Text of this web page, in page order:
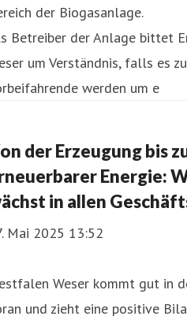
der Biogasanlage.
Betreiber der Anlage bittet
um Verständnis, falls es
werden um e
der Erzeugung bis
Energie:
in allen
Mai 2025 13:52
Weser kommt gut in
und zieht eine positive